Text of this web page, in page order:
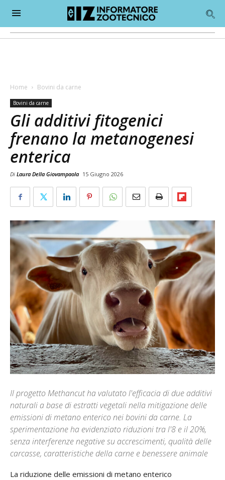
Home Bovini da carne
Bovini da carne
Gli additivi fitogenici
frenano la metanogenesi
enterica
Di Laura Della Giovampaola 15 Giugno 2026
Il progetto Methancut ha valutato l'efficacia di due additivi
naturali a base di estratti vegetali nella mitigazione delle
emissioni di metano enterico nei bovini da carne. La
sperimentazione ha evidenziato riduzioni tra l'8 e il 20%,
senza interferenze negative su accrescimenti, qualità delle
carcasse, caratteristiche della carne e benessere animale
La riduzione delle emissioni di metano enterico